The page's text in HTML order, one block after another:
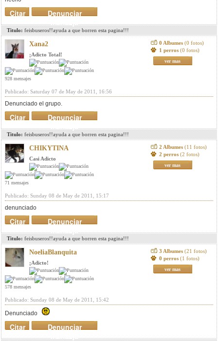
Denunciar
mensaje
Citar
Titulo: feisbuseros!!ayuda a que borren esta pagina!!!
Xana2
¡Adicto Total!
928 mensajes
0 Albumes (0 fotos)
1 perros (0 fotos)
ver mas
Publicado: Saturday 07 de May de 2011, 16:56
Denunciado el grupo.
Denunciar
mensaje
Citar
Titulo: feisbuseros!!ayuda a que borren esta pagina!!!
CHIKYTINA
Casi Adicto
71 mensajes
2 Albumes (11 fotos)
2 perros (2 fotos)
ver mas
Publicado: Sunday 08 de May de 2011, 15:17
denunciado
Denunciar
mensaje
Citar
Titulo: feisbuseros!!ayuda a que borren esta pagina!!!
NoeliaBlanquita
¡Adicto!
578 mensajes
3 Albumes (21 fotos)
0 perros (1 fotos)
ver mas
Publicado: Sunday 08 de May de 2011, 15:42
Denunciado
Denunciar
mensaje
Citar